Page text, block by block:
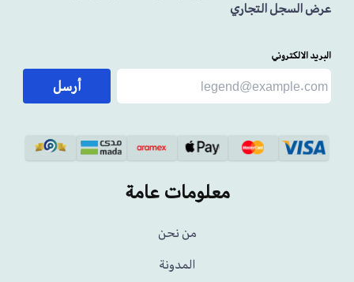
عرض السجل التجاري
البريد الالكتروني
أرسل
معلومات عامة
من نحن
المدونة